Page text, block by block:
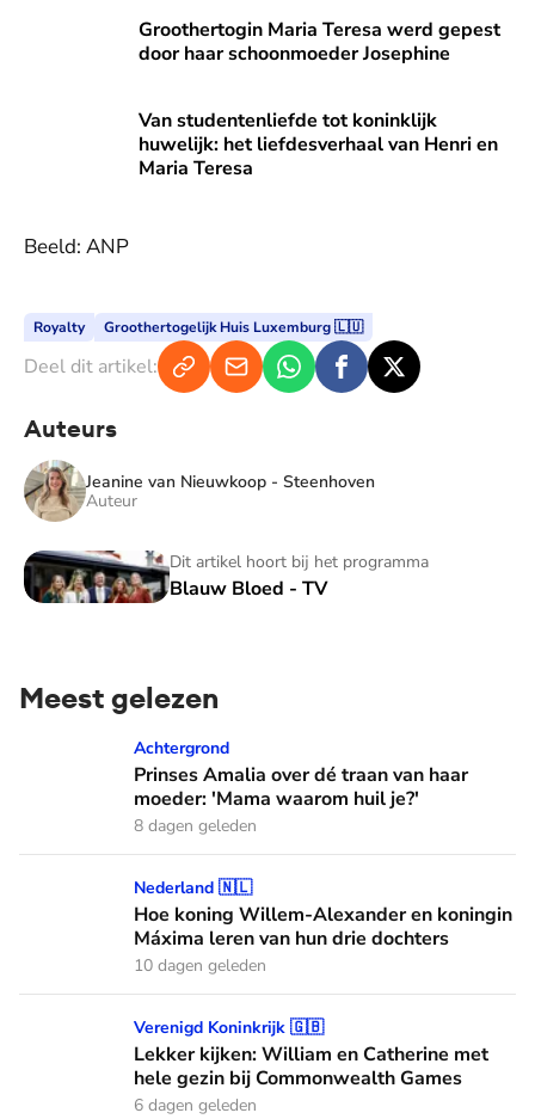
Groothertogin Maria Teresa werd gepest
door haar schoonmoeder Josephine
Groothertogin Maria Teresa werd gepest door haar
Van studentenliefde tot koninklijk
huwelijk: het liefdesverhaal van Henri en
Maria Teresa
Van studentenliefde tot koninklijk huwelijk: het
Beeld: ANP
Royalty Groothertogelijk Huis Luxemburg 🇱🇺
Deel dit artikel:
Auteurs
Jeanine van Nieuwkoop - Steenhoven
Auteur
Dit artikel hoort bij het programma
Blauw Bloed - TV
Blauw Bloed - TV
Meest gelezen
Prinses Amalia over dé traan van haar moeder: 'Mama
Achtergrond
Prinses Amalia over dé traan van haar
moeder: 'Mama waarom huil je?'
8 dagen geleden
Hoe koning Willem-Alexander en koningin Máxima leren
Nederland 🇳🇱
Hoe koning Willem-Alexander en koningin
Máxima leren van hun drie dochters
10 dagen geleden
Lekker kijken: William en Catherine met hele gezin bij
Verenigd Koninkrijk 🇬🇧
Lekker kijken: William en Catherine met
hele gezin bij Commonwealth Games
6 dagen geleden